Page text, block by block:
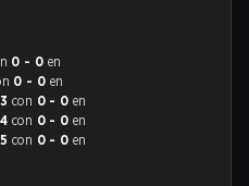
0 - 0 en
0 - 0 en
con 0 - 0 en
con 0 - 0 en
con 0 - 0 en